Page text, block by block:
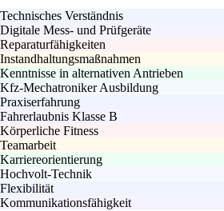
Technisches Verständnis
Digitale Mess- und Prüfgeräte
Reparaturfähigkeiten
Instandhaltungsmaßnahmen
Kenntnisse in alternativen Antrieben
Kfz-Mechatroniker Ausbildung
Praxiserfahrung
Fahrerlaubnis Klasse B
Körperliche Fitness
Teamarbeit
Karriereorientierung
Hochvolt-Technik
Flexibilität
Kommunikationsfähigkeit